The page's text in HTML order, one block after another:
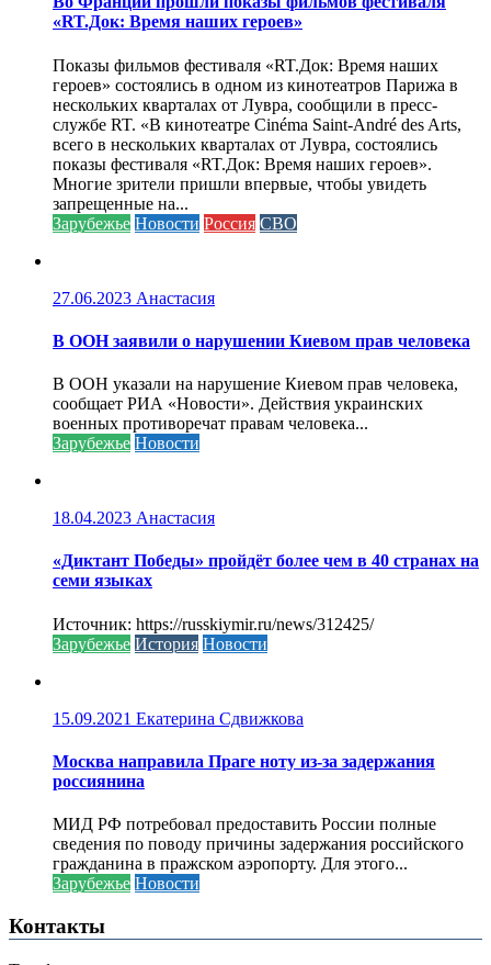
«RT.Док: Время наших героев»
Показы фильмов фестиваля «RT.Док: Время наших
героев» состоялись в одном из кинотеатров Парижа в
нескольких кварталах от Лувра, сообщили в пресс-
службе RT. «В кинотеатре Cinéma Saint-André des Arts,
всего в нескольких кварталах от Лувра, состоялись
показы фестиваля «RT.Док: Время наших героев».
Многие зрители пришли впервые, чтобы увидеть
запрещенные на...
Зарубежье Новости Россия СВО
27.06.2023 Анастасия
В ООН заявили о нарушении Киевом прав человека
В ООН указали на нарушение Киевом прав человека,
сообщает РИА «Новости». Действия украинских
военных противоречат правам человека...
Зарубежье Новости
18.04.2023 Анастасия
«Диктант Победы» пройдёт более чем в 40 странах на
семи языках
Источник: https://russkiymir.ru/news/312425/
Зарубежье История Новости
15.09.2021 Екатерина Сдвижкова
Москва направила Праге ноту из-за задержания
россиянина
МИД РФ потребовал предоставить России полные
сведения по поводу причины задержания российского
гражданина в пражском аэропорту. Для этого...
Зарубежье Новости
Контакты